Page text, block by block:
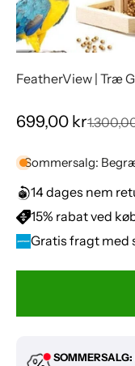
FeatherView | Træ
Salgspris
699,00 kr
Sommersalg:
14 dages nem
15% rabat ved
Gratis fragt med
SOMMERSALG: